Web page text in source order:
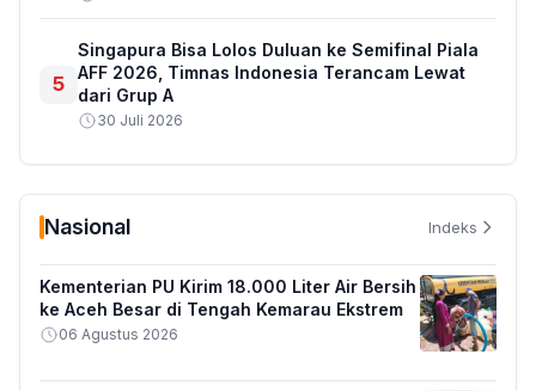
5
Singapura Bisa Lolos Duluan ke Semifinal Piala
AFF 2026, Timnas Indonesia Terancam Lewat
dari Grup A
30 Juli 2026
Nasional Indeks
Kementerian PU Kirim 18.000 Liter Air Bersih
ke Aceh Besar di Tengah Kemarau Ekstrem
06 Agustus 2026